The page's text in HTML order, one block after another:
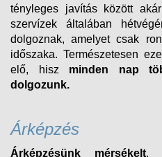
tényleges javítás között
szervízek általában
dolgoznak, amelyet csak
időszaka. Természetesen
elő, hisz minden nap
dolgozunk.
Árképzés
Árképzésünk mérsékelt,